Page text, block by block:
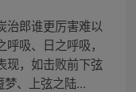
治郎谁更厉害难以
吸、日之呼吸，
现，如击败前下弦
梦、上弦之陆...